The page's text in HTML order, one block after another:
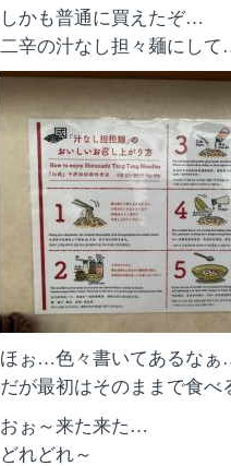
しかも普通に買えたぞ…
二辛の汁なし担々麺にし
ほぉ…色々書いてあるな
だが最初はそのままで食
おぉ～来た来た…
どれどれ～